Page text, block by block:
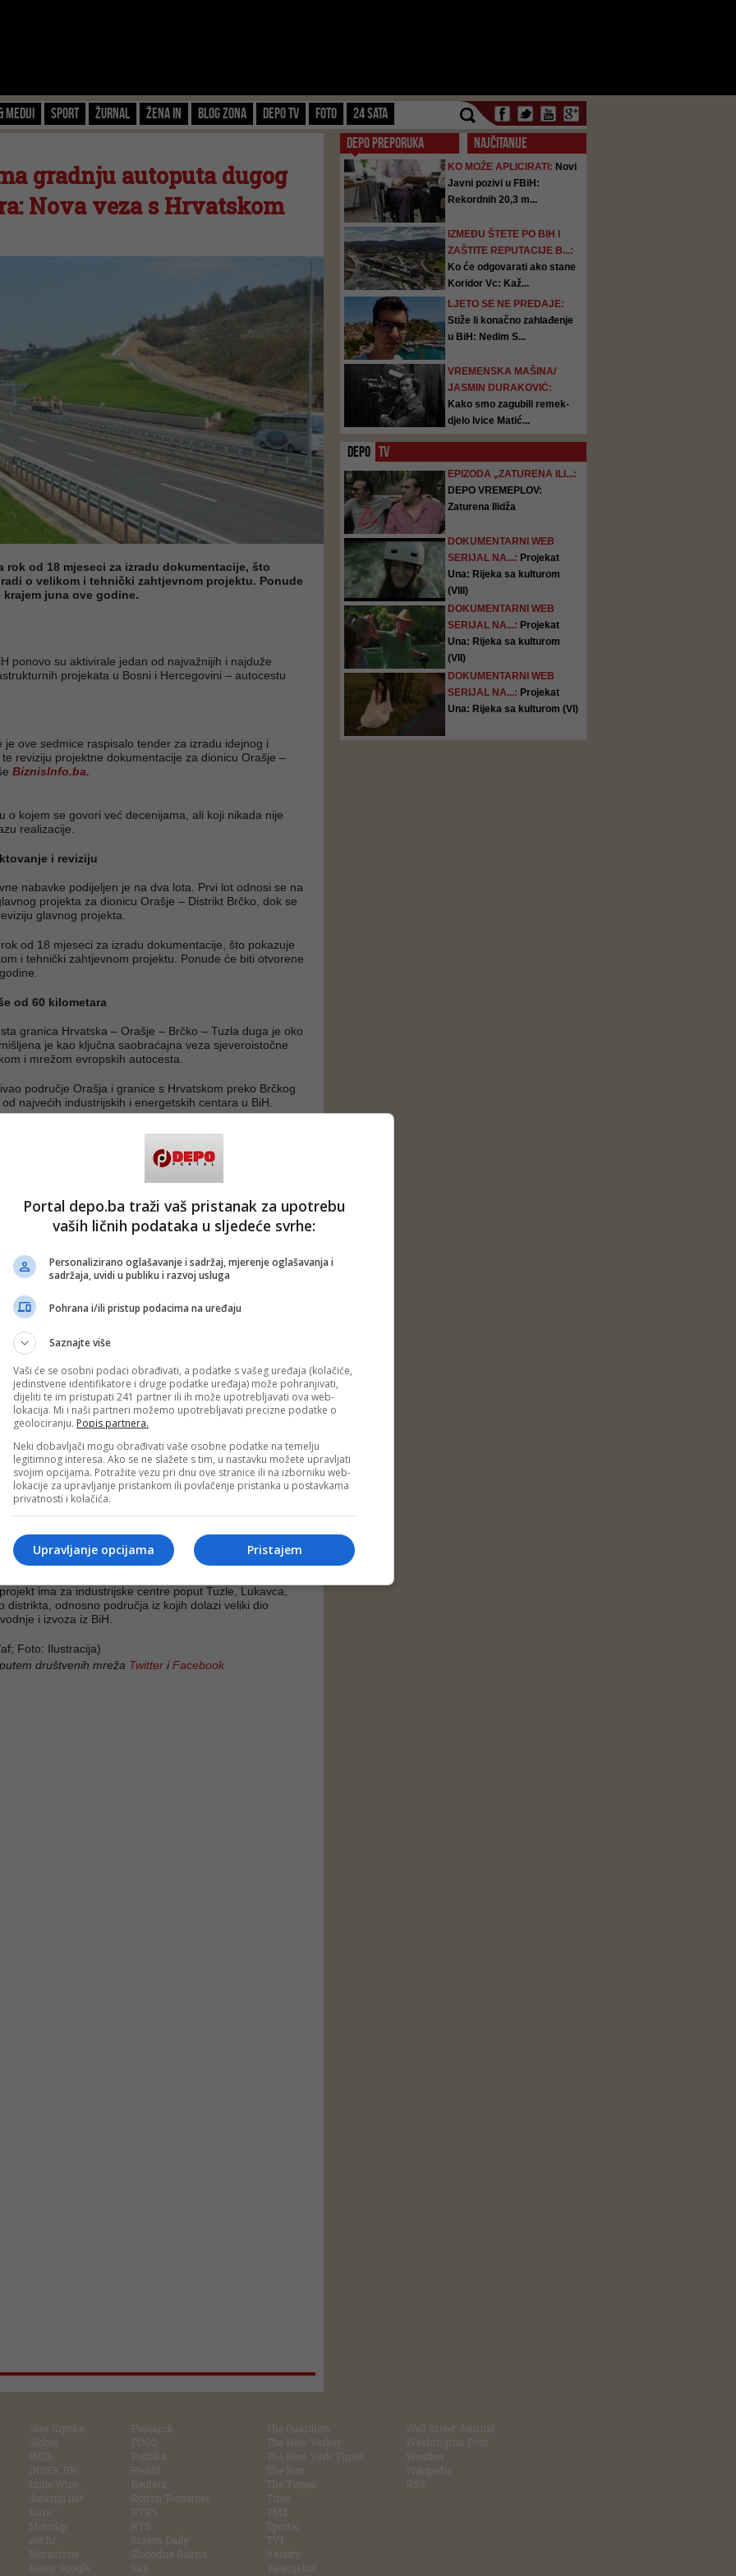
Mediji Sport Žurnal Žena IN Blog zona Depo TV FOTO 24 SATA
gradnju autoputa dugog
Nova veza s Hrvatskom
rok od 18 mjeseci za izradu dokumentacije, što
o velikom i tehnički zahtjevnom projektu. Ponude
juna ove godine.
ponovo su aktivirale jedan od najvažnijih i najduže
projekata u Bosni i Hercegovini – autocestu
je ove sedmice raspisalo tender za izradu idejnog i
reviziju projektne dokumentacije za dionicu Orašje –
BiznisInfo.ba.
o kojem se govori već decenijama, ali koji nikada nije
realizacije.
i reviziju
nabavke podijeljen je na dva lota. Prvi lot odnosi se na
projekta za dionicu Orašje – Distrikt Brčko, dok se
glavnog projekta.
od 18 mjeseci za izradu dokumentacije, što pokazuje
i tehnički zahtjevnom projektu. Ponude će biti otvorene
od 60 kilometara
granica Hrvatska – Orašje – Brčko – Tuzla duga je oko
je kao ključna saobraćajna veza sjeveroistočne
i mrežom evropskih autocesta.
područje Orašja i granice s Hrvatskom preko Brčkog
najvećih industrijskih i energetskih centara u BiH.
projekat ima veliki ekonomski značaj, jer bi kompanijama
Posavine i Brčko distrikta omogućio brži pristup
i panevropskim koridorima.
ova autocesta išla paralelno s Koridorom 5C, ali znatno
Hrvatskoj povezivala na području Županje i dalje
autocesta.
dokumentima, dionica Orašje – Brčko, za koju je
za projektovanje, duga je oko 16 kilometara i
buduće autoceste prema Tuzli.
je izgradnja većeg broja mostova i prateće
petlje i odmorišta, što pokazuje da se radi o
projektu. Na dionici Orašje – Brčko, prema
planirano je:
mjestom
industriju i izvoz
i Hercegovina godinama se suočava s nedostatkom
infrastrukture i direktne veze sa evropskom mrežom
bi značajno rasteretiti postojeće magistralne pravce,
i povećati sigurnost saobraćaja.
ima za industrijske centre poput Tuzle, Lukavca,
distrikta, odnosno područja iz kojih dolazi veliki dio
i izvoza iz BiH.
Foto: Ilustracija)
društvenih mreža Twitter iFacebook
DEPO PREPORUKA NAJČITANIJE
KO MOŽE APLICIRATI: Novi
Javni pozivi u FBiH:
Rekordnih 20,3 m...
IZMEĐU ŠTETE PO BIH I
ZAŠTITE REPUTACIJE B...:
Ko će odgovarati ako stane
Koridor Vc: Kaž...
LJETO SE NE PREDAJE:
Stiže li konačno zahlađenje
u BiH: Nedim S...
VREMENSKA MAŠINA/
JASMIN DURAKOVIĆ:
Kako smo zagubili remek-
djelo Ivice Matić...
DEPO TV
EPIZODA „ZATURENA ILI...:
DEPO VREMEPLOV:
Zaturena Ilidža
DOKUMENTARNI WEB
SERIJAL NA...: Projekat
Una: Rijeka sa kulturom
(VIII)
DOKUMENTARNI WEB
SERIJAL NA...: Projekat
Una: Rijeka sa kulturom
(VII)
DOKUMENTARNI WEB
SERIJAL NA...: Projekat
Una: Rijeka sa kulturom (VI)
Glas Srpske
Globus
IMDb
INDEX.HR
Indie Wire
Jutarnji list
Kurir
Miniclip
net.hr
Nezavisne
News Google
Pešćanik
POGO
Politika
Reddit
Reuters
Rotten Tomatoes
RTRS
RTS
Screen Daily
Slobodna Bosna
Sky
The Guardian
The New Yorker
The New York Times
The Sun
The Times
Time
TMZ
Tportal
TV1
Variety
Večenji list
Wall Street Journal
Washington Post
Weather
Wikipedia
RSS
Portal depo.ba traži vaš pristanak za upotrebu
vaših ličnih podataka u sljedeće svrhe:
Personalizirano oglašavanje i sadržaj, mjerenje oglašavanja i
sadržaja, uvidi u publiku i razvoj usluga
Pohrana i/ili pristup podacima na uređaju
Saznajte više
Vaši će se osobni podaci obrađivati, a podatke s vašeg uređaja (kolačiće,
jedinstvene identifikatore i druge podatke uređaja) može pohranjivati,
dijeliti te im pristupati 241 partner ili ih može upotrebljavati ova web-
lokacija. Mi i naši partneri možemo upotrebljavati precizne podatke o
geolociranju. Popis partnera.
Neki dobavljači mogu obrađivati vaše osobne podatke na temelju
legitimnog interesa. Ako se ne slažete s tim, u nastavku možete upravljati
svojim opcijama. Potražite vezu pri dnu ove stranice ili na izborniku web-
lokacije za upravljanje pristankom ili povlačenje pristanka u postavkama
privatnosti i kolačića.
Pristajem
Upravljanje opcijama